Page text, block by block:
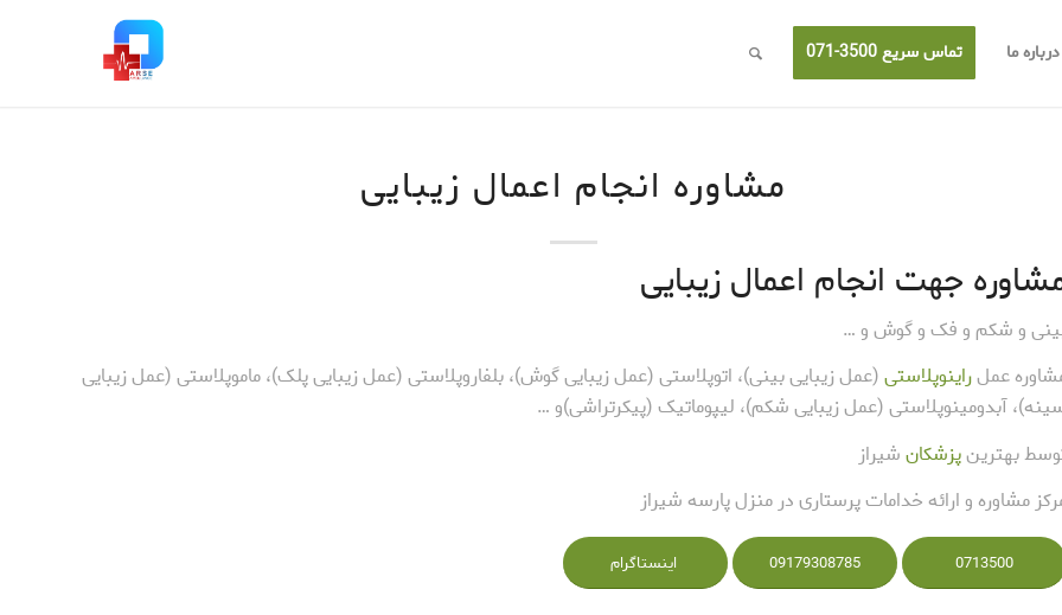
درباره ما تماس سریع 3500-071
مشاوره انجام اعمال زیبایی
جهت انجام اعمال زیبایی
و شکم و فک و گوش و …
عملراینوپلاستی(عمل زیبایی بینی)، اتوپلاستی (عمل زیبایی گوش)، بلفاروپلاستی (عمل زیبایی پلک)، ماموپلاستی (عمل زیبایی
آبدومینوپلاستی (عمل زیبایی شکم)، لیپوماتیک (پیکرتراشی)و …
بهترینپزشکانشیراز
مشاوره و ارائه خدامات پرستاری در منزل پارسه شیراز
0713500
09179308785 اینستاگرام